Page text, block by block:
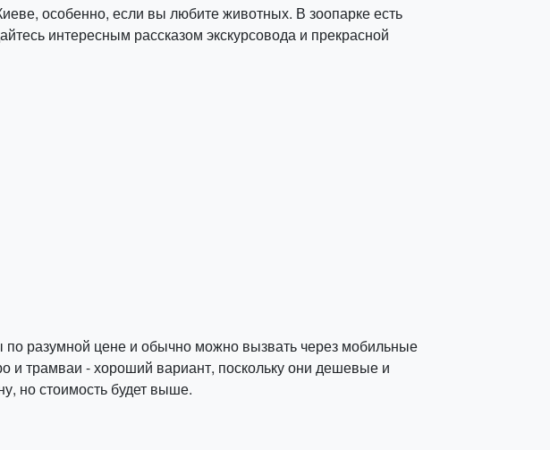
особенно, если вы любите животных. В зоопарке есть
интересным рассказом экскурсовода и прекрасной
разумной цене и обычно можно вызвать через мобильные
и трамваи - хороший вариант, поскольку они дешевые и
но стоимость будет выше.